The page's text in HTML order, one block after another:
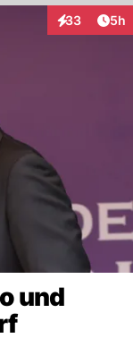
33
Interaktionen
5h
und